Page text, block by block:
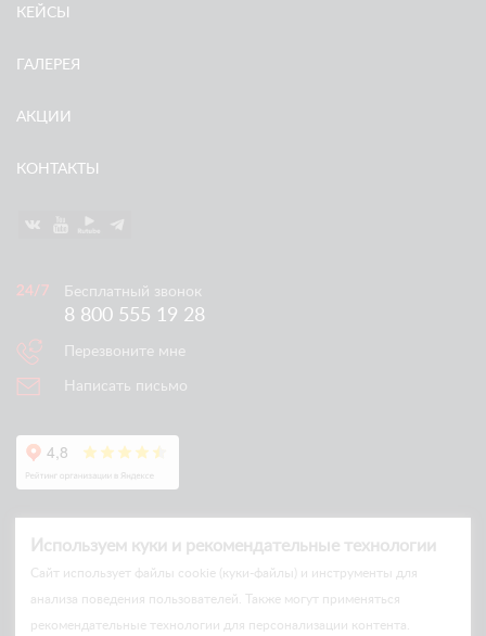
КЕЙСЫ
ГАЛЕРЕЯ
АКЦИИ
КОНТАКТЫ
Бесплатный звонок
8 800 555 19 28
Перезвоните мне
Написать письмо
Используем куки и рекомендательные технологии
Cайт использует файлы cookie (куки-файлы) и инструменты для
анализа поведения пользователей. Также могут применяться
рекомендательные технологии для персонализации контента.